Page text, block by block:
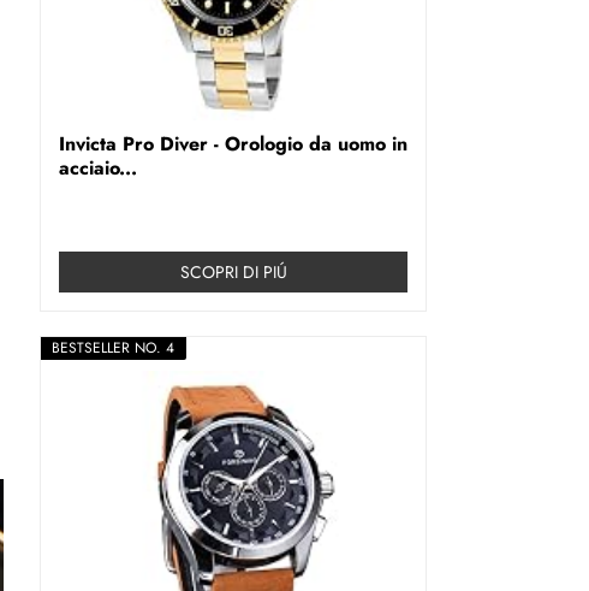
Invicta Pro Diver - Orologio da uomo in
acciaio...
SCOPRI DI PIÚ
BESTSELLER NO. 4